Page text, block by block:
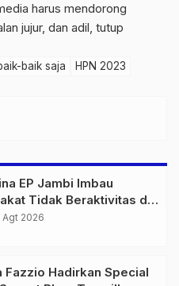
harus mendorong
jujur, dan adil, tutup
baik saja
HPN 2023
EP Jambi Imbau
Tidak Beraktivitas di
Pipa Migas Demi
Agt 2026
Fazzio Hadirkan Special